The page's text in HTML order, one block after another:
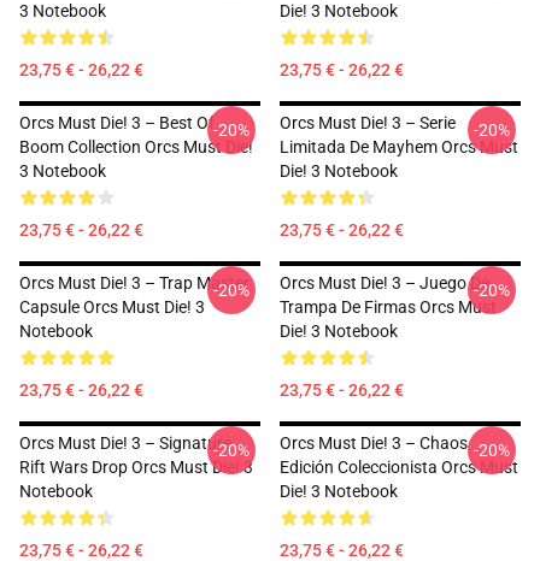
3 Notebook
23,75 € - 26,22 €
Die! 3 Notebook
23,75 € - 26,22 €
Orcs Must Die! 3 – Best Of
Boom Collection Orcs Must Die!
3 Notebook
23,75 € - 26,22 €
-20%
Orcs Must Die! 3 – Serie
Limitada De Mayhem Orcs Must
Die! 3 Notebook
23,75 € - 26,22 €
-20%
Orcs Must Die! 3 – Trap Master
Capsule Orcs Must Die! 3
Notebook
23,75 € - 26,22 €
-20%
Orcs Must Die! 3 – Juego De
Trampa De Firmas Orcs Must
Die! 3 Notebook
23,75 € - 26,22 €
-20%
Orcs Must Die! 3 – Signature
Rift Wars Drop Orcs Must Die! 3
Notebook
23,75 € - 26,22 €
-20%
Orcs Must Die! 3 – Chaos
Edición Coleccionista Orcs Must
Die! 3 Notebook
23,75 € - 26,22 €
-20%